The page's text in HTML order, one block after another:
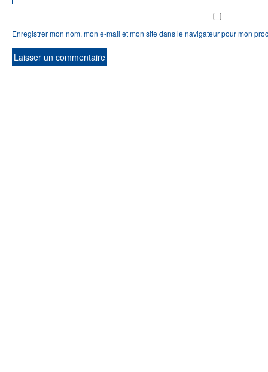
Enregistrer mon nom, mon e-mail et mon site dans le navigateur pour mon